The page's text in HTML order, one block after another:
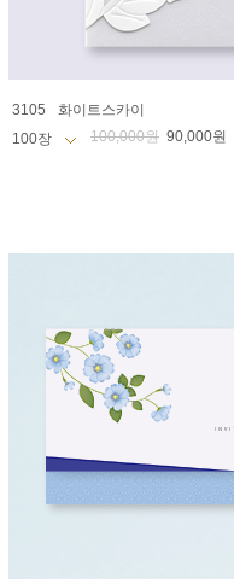
3105
화이트스카이
100,000원 90,000원